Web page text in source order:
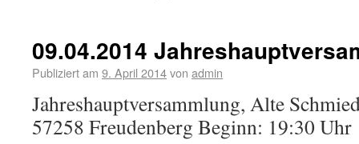
09.04.2014
Publiziert am 9. April 2014von admin
Jahreshauptversammlung, Alte
57258 Freudenberg Beginn: 19:30 Uhr